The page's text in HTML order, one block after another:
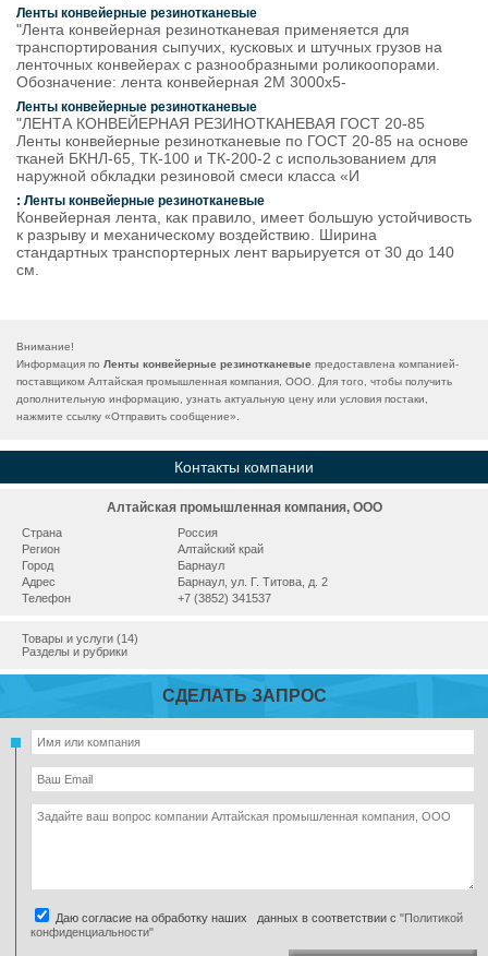
Ленты конвейерные резинотканевые
"Лента конвейерная резинотканевая применяется для
транспортирования сыпучих, кусковых и штучных грузов на
ленточных конвейерах с разнообразными роликоопорами.
Обозначение: лента конвейерная 2М 3000х5-
Ленты конвейерные резинотканевые
"ЛЕНТА КОНВЕЙЕРНАЯ РЕЗИНОТКАНЕВАЯ ГОСТ 20-85
Ленты конвейерные резинотканевые по ГОСТ 20-85 на основе
тканей БКНЛ-65, ТК-100 и ТК-200-2 с использованием для
наружной обкладки резиновой смеси класса «И
: Ленты конвейерные резинотканевые
Конвейерная лента, как правило, имеет большую устойчивость
к разрыву и механическому воздействию. Ширина
стандартных транспортерных лент варьируется от 30 до 140
см.
Внимание!
Информация по Ленты конвейерные резинотканевые предоставлена компанией-
поставщиком Алтайская промышленная компания, ООО. Для того, чтобы получить
дополнительную информацию, узнать актуальную цену или условия постаки,
нажмите ссылку «Отправить сообщение».
Контакты компании
Алтайская промышленная компания, ООО
Страна
Россия
Регион
Алтайский край
Город
Барнаул
Адрес
Барнаул, ул. Г. Титова, д. 2
Телефон
+7 (3852) 341537
Товары и услуги (14)
Разделы и рубрики
СДЕЛАТЬ ЗАПРОС
Даю согласие на обработку наших данных в соответствии с "Политикой
конфиденциальности"